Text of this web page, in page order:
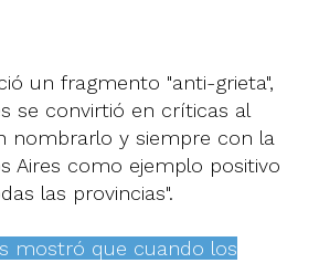
un fragmento "anti-grieta",
se convirtió en críticas al
nombrarlo y siempre con la
Aires como ejemplo positivo
las provincias".
mostró que cuando los